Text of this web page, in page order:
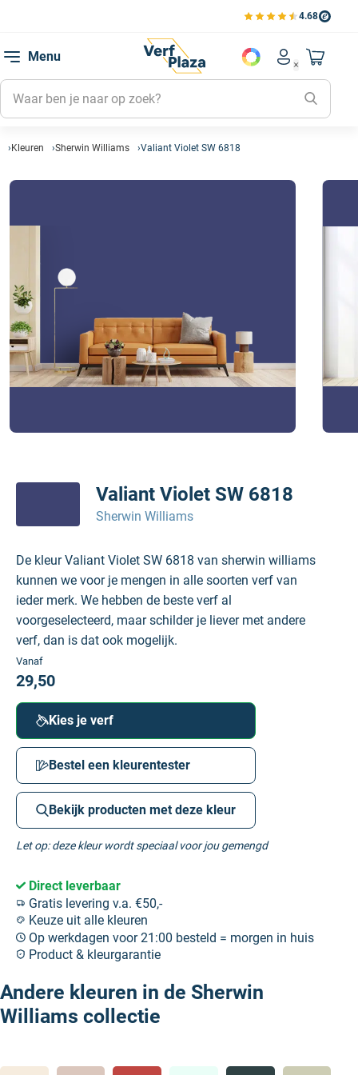
4.68
Bekijk de verfplaza
Menu
Account
Mijn
Mijn
Mijn
Naar
Kleuren Sherwin Williams Valiant Violet SW 6818
Valiant Violet SW 6818
Sherwin Williams
De kleur Valiant Violet SW 6818 van sherwin williams
kunnen we voor je mengen in alle soorten verf van
ieder merk. We hebben de beste verf al
voorgeselecteerd, maar schilder je liever met andere
verf, dan is dat ook mogelijk.
Vanaf
29,50
Kies je verf
Bestel een kleurentester
Bekijk producten met deze kleur
Let op: deze kleur wordt speciaal voor jou gemengd
Direct leverbaar
Gratis levering v.a. €50,-
Keuze uit alle kleuren
Op werkdagen voor 21:00 besteld = morgen in huis
Product & kleurgarantie
Andere kleuren in de Sherwin
Williams collectie